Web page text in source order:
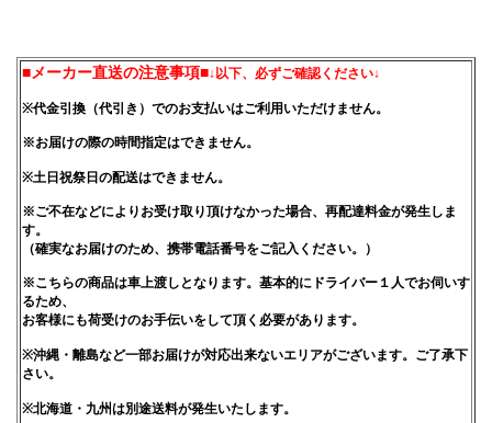
■メーカー直送の注意事項■↓以下、必ずご確認ください↓
※代金引換（代引き）でのお支払いはご利用いただけません。
※お届けの際の時間指定はできません。
※土日祝祭日の配送はできません。
※ご不在などによりお受け取り頂けなかった場合、再配達料金が発生しま
す。
（確実なお届けのため、携帯電話番号をご記入ください。）
※こちらの商品は車上渡しとなります。基本的にドライバー１人でお伺いす
るため、
お客様にも荷受けのお手伝いをして頂く必要があります。
※沖縄・離島など一部お届けが対応出来ないエリアがございます。ご了承下
さい。
※北海道・九州は別途送料が発生いたします。